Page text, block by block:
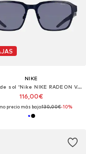
NIKE
Gafas de sol 'Nike NIKE RADEON VALOR IM9734X Matte midnight navy / blue 56/17/145 MAN Sunglasses'
116,00€
precio más bajo:130,00€-10%